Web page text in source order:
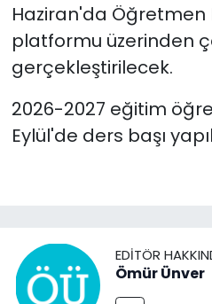
Haziran'da Öğretmen
platformu üzerinden
gerçekleştirilecek.
2026-2027 eğitim
Eylül'de ders başı
EDITÖR
Ömür Ünver